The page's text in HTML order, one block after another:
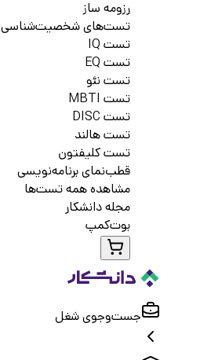
رزومه ساز
تست‌های شخصیت‌شناسی
تست IQ
تست EQ
تست نئو
تست MBTI
تست DISC
تست هالند
تست کلیفتون
قطب‌نمای برنامه‌نویسی
مشاهده همه تست‌ها
مجله دانشکار
بوت‌کمپ
جست‌و‌جوی شغل